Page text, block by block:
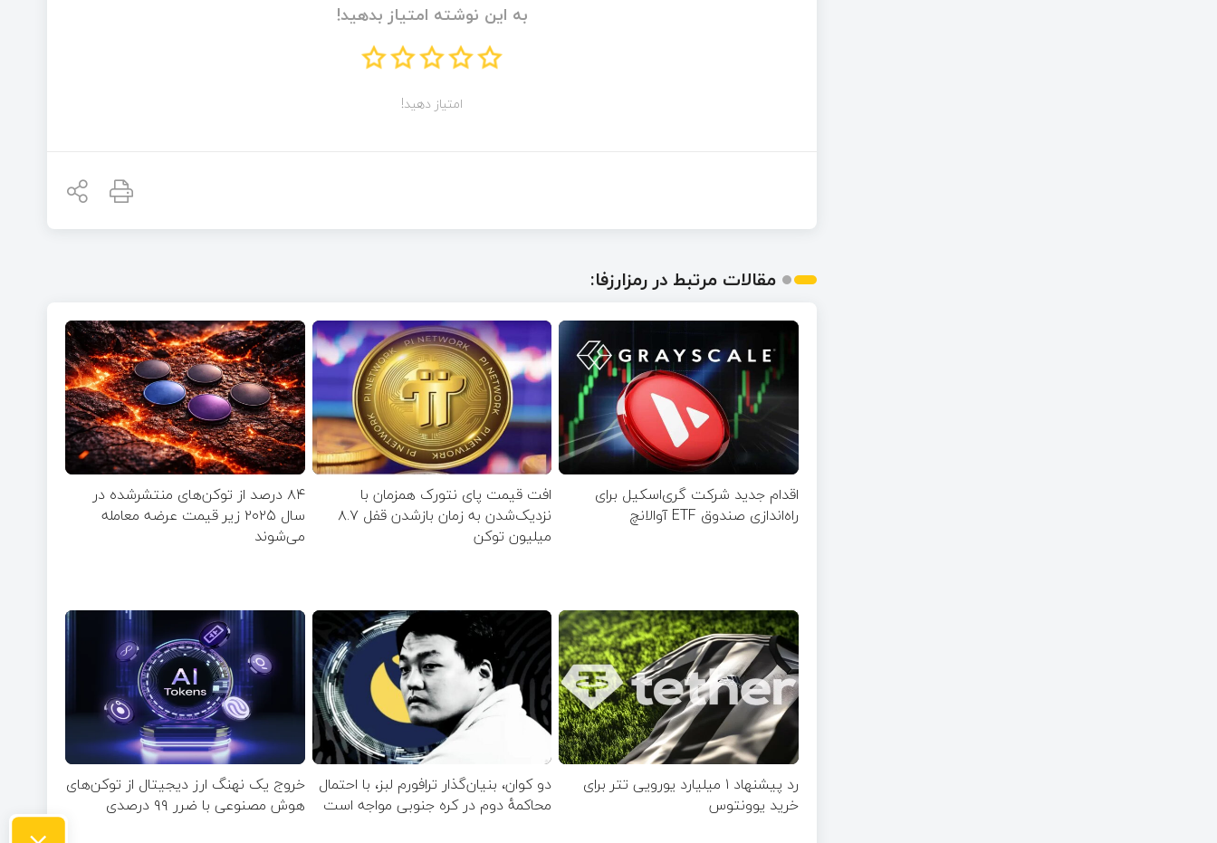
به این نوشته امتیاز بدهید!
امتیاز دهید!
مقالات مرتبط در رمزارزفا:
اقدام جدید شرکت گری‌اسکیل برای
راه‌اندازی صندوق ETF آوالانچ
افت قیمت پای نتورک همزمان با
نزدیک‌شدن به زمان بازشدن قفل ۸.۷
میلیون توکن
۸۴ درصد از توکن‌های منتشر‌شده در
سال ۲۰۲۵ زیر قیمت عرضه معامله
می‌شوند
رد پیشنهاد ۱ میلیارد یورویی تتر برای
خرید یوونتوس
دو کوان، بنیان‌گذار ترافورم لبز، با احتمال
محاکمهٔ دوم در کره جنوبی مواجه است
خروج یک نهنگ ارز دیجیتال از توکن‌های
هوش مصنوعی با ضرر ۹۹ درصدی